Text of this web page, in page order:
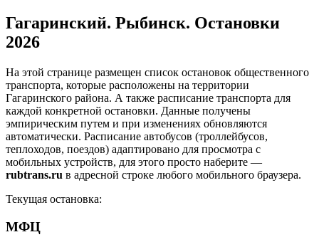
Гагаринский. Рыбинск. Остановки
2026
На этой странице размещен список остановок общественного
транспорта, которые расположены на территории
Гагаринского района. А также расписание транспорта для
каждой конкретной остановки. Данные получены
эмпирическим путем и при изменениях обновляются
автоматически. Расписание автобусов (троллейбусов,
теплоходов, поездов) адаптировано для просмотра с
мобильных устройств, для этого просто наберите —
rubtrans.ru в адресной строке любого мобильного браузера.
Текущая остановка:
МФЦ